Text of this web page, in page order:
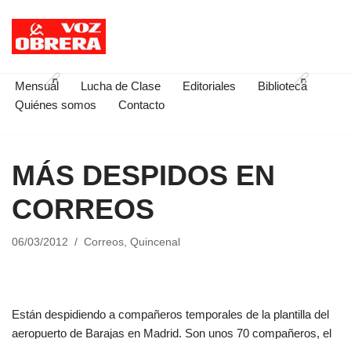
Saltar
contenido
Mensual Lucha de Clase Editoriales
Biblioteca
Quiénes somos
Contacto
MÁS DESPIDOS EN
CORREOS
06/03/2012 Correos, Quincenal
Están despidiendo a compañeros temporales de la plantilla del
aeropuerto de Barajas en Madrid. Son unos 70 compañeros, el